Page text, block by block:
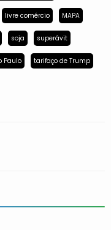
livre comércio MAPA
soja superávit
Paulo tarifaço de Trump